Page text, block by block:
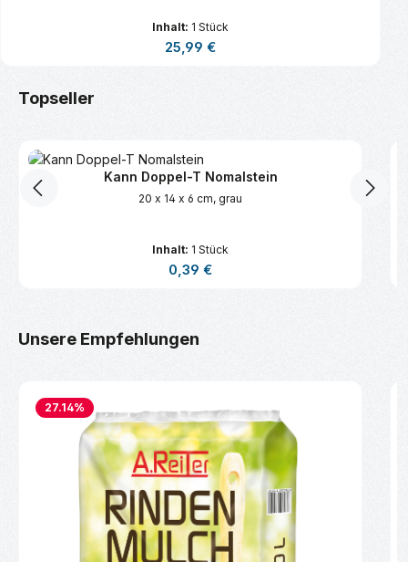
Inhalt: 1 Stück
Regulärer Preis:
25,99 €
Produktgalerie überspringen
Topseller
Kann Doppel-T Nomalstein
20 x 14 x 6 cm, grau
Inhalt: 1 Stück
Regulärer Preis:
0,39 €
Produktgalerie überspringen
Unsere Empfehlungen
27.14%